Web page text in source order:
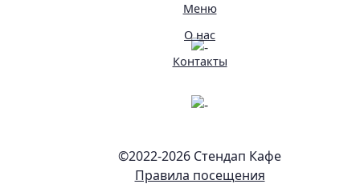
Меню
О нас
Контакты
©2022-2026 Стендап Кафе
Правила посещения